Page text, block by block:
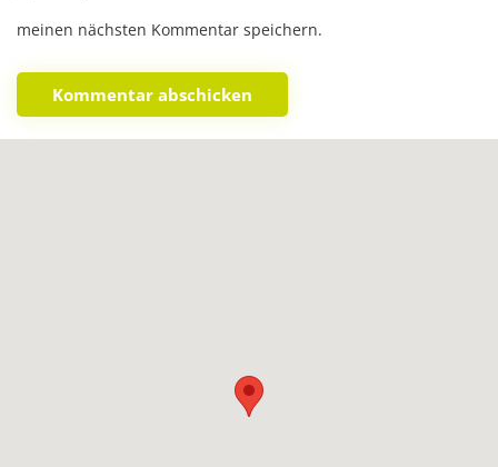
meinen nächsten Kommentar speichern.
Kommentar abschicken